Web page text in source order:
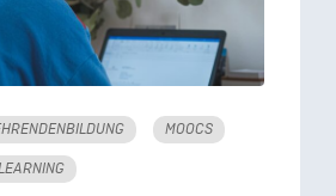
MOOCS